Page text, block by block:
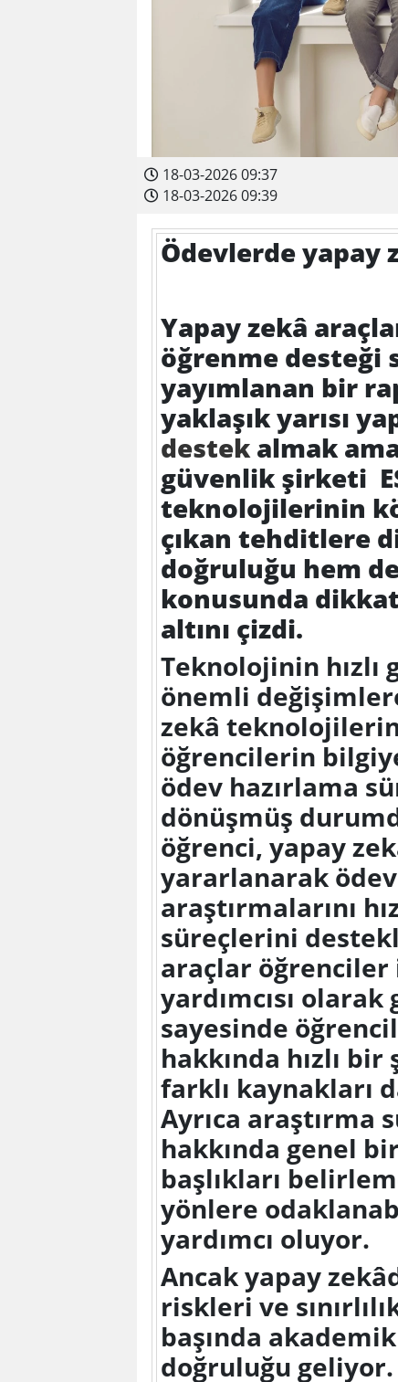
18-03-2026 09:37
18-03-2026 09:39
Ödevlerde yapay
Yapay zekâ
öğrenme desteği
yayımlanan bir
yaklaşık yarısı
destekalmak
güvenlik şirketi
teknolojilerinin
çıkan tehditlere
doğruluğu hem
konusunda
altını çizdi.
Teknolojinin hızlı
önemli
zekâ
öğrencilerin
ödev hazırlama
dönüşmüş
öğrenci, yapay
yararlanarak
araştırmalarını
süreçlerini
araçlar
yardımcısı
sayesinde
hakkında hızlı
farklı kaynakları
Ayrıca araştırma
hakkında genel
başlıkları
yönlere
yardımcı oluyor.
Ancak yapay
riskleri ve
başında
doğruluğu